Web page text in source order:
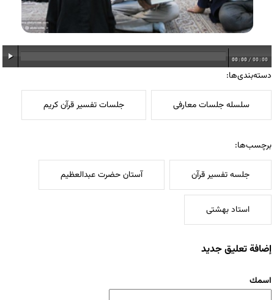
00:00 / 00:00
دسته‌بندی‌ها:
سلسله جلسات معارفی جلسات تفسیر قرآن کریم
برچسب‌ها:
جلسه تفسیر قرآن آستان حضرت عبدالعظیم
استاد بهشتی
إضافة تعليق جديد
‏اسمك ‏